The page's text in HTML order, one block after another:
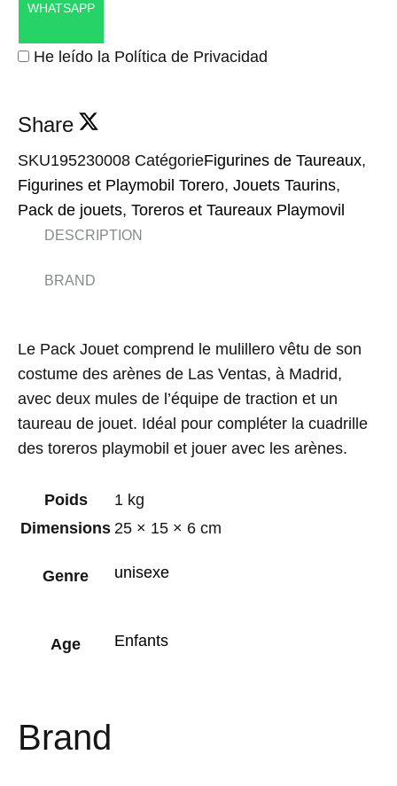
WHATSAPP
He leído la Política de Privacidad
Share
SKU195230008 CatégorieFigurines de Taureaux,
Figurines et Playmobil Torero, Jouets Taurins,
Pack de jouets, Toreros et Taureaux Playmovil
DESCRIPTION
BRAND
Le Pack Jouet comprend le mulillero vêtu de son
costume des arènes de Las Ventas, à Madrid,
avec deux mules de l’équipe de traction et un
taureau de jouet. Idéal pour compléter la cuadrille
des toreros playmobil et jouer avec les arènes.
Poids
1 kg
Dimensions 25 × 15 × 6 cm
Genre unisexe
Age Enfants
Brand